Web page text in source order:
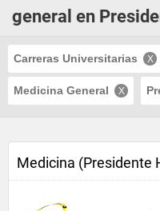
general en
Carreras Universitarias
Medicina General
Medicina (Presidente